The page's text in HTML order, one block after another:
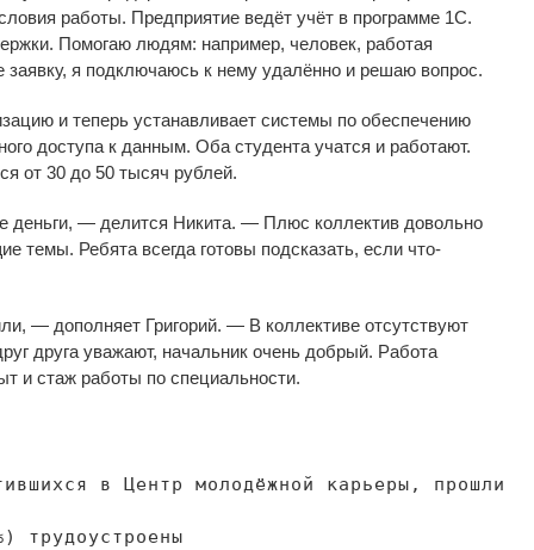
работы. Предприятие ведёт учёт в программе 1С.
Помогаю людям: например, человек, работая
я подключаюсь к нему удалённо и решаю вопрос.
и теперь устанавливает системы по обеспечению
доступа к данным. Оба студента учатся и работают.
от 30 до 50 тысяч рублей.
деньги, — делится Никита. — Плюс коллектив довольно
темы. Ребята всегда готовы подсказать, если что-
— дополняет Григорий. — В коллективе отсутствуют
друга уважают, начальник очень добрый. Работа
и стаж работы по специальности.
в Центр молодёжной карьеры, прошли
трудоустроены